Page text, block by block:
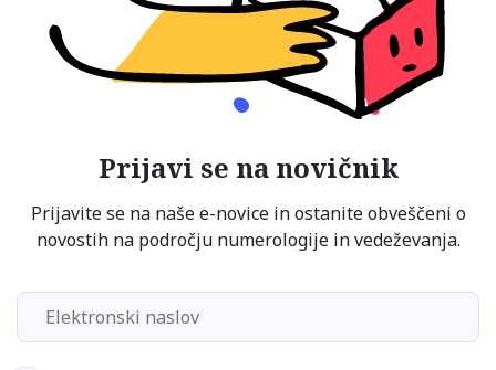
Prijavi se na novičnik
Prijavite se na naše e-novice in ostanite obveščeni o
novostih na področju numerologije in vedeževanja.